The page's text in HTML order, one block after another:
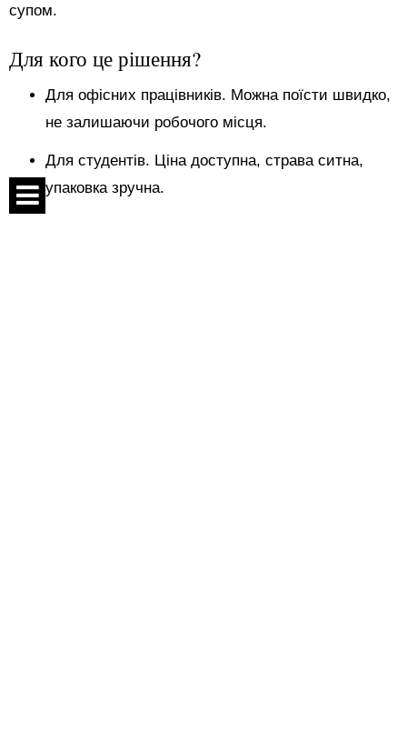
супом.
Для кого це рішення?
Для офісних працівників. Можна поїсти швидко,
не залишаючи робочого місця.
Для студентів. Ціна доступна, страва ситна,
упаковка зручна.